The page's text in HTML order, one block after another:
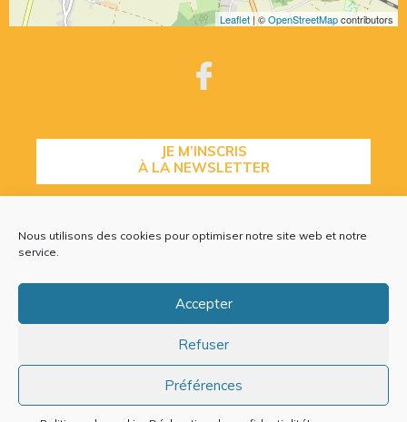
Nous utilisons des cookies pour optimiser notre site web et notre
service.
Accepter
Refuser
Préférences
Leaflet| ©OpenStreetMapcontributors
JE M’INSCRIS
À LA NEWSLETTER
Plan du site
Politique de cookies (EU)